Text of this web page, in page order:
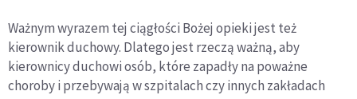
Ważnym wyrazem tej ciągłości Bożej opieki jest też
kierownik duchowy. Dlatego jest rzeczą ważną, aby
kierownicy duchowi osób, które zapadły na poważne
choroby i przebywają w szpitalach czy innych zakładach